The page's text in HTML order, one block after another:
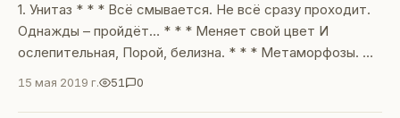
1. Унитаз * * * Всё смывается. Не всё сразу проходит.
Однажды – пройдёт… * * * Меняет свой цвет И
ослепительная, Порой, белизна. * * * Метаморфозы. О,
мимолетная грусть Об уходящем! 2. Раковина. * * *
15 мая 2019 г. 51 0